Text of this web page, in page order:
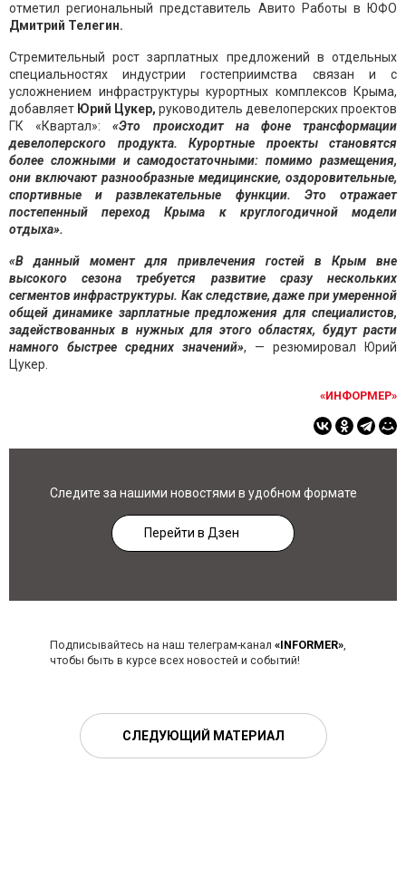
отметил региональный представитель Авито Работы в ЮФО
Дмитрий Телегин.
Стремительный рост зарплатных предложений в отдельных
специальностях индустрии гостеприимства связан и с
усложнением инфраструктуры курортных комплексов Крыма,
добавляет Юрий Цукер, руководитель девелоперских проектов
ГК «Квартал»:«Это происходит на фоне трансформации
девелоперского продукта. Курортные проекты становятся
более сложными и самодостаточными: помимо размещения,
они включают разнообразные медицинские, оздоровительные,
спортивные и развлекательные функции. Это отражает
постепенный переход Крыма к круглогодичной модели
отдыха».
«В данный момент для привлечения гостей в Крым вне
высокого сезона требуется развитие сразу нескольких
сегментов инфраструктуры. Как следствие, даже при умеренной
общей динамике зарплатные предложения для специалистов,
задействованных в нужных для этого областях, будут расти
намного быстрее средних значений», — резюмировал Юрий
Цукер.
«ИНФОРМЕР»
Следите за нашими новостями в удобном формате
Перейти в Дзен
Подписывайтесь на наш телеграм-канал «INFORMER»,
чтобы быть в курсе всех новостей и событий!
СЛЕДУЮЩИЙ МАТЕРИАЛ